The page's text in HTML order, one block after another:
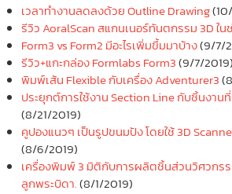
เวลาทำงานลดลงด้วย Outline Drawing
รีวิว AoralScan สแกนเนอร์ทันตกรรม 3D ใน
Form3 vs Form2 มีอะไรเพิ่มขึ้มมาบ้าง(9/7/
รีวิว+แกะกล่อง Formlabs Form3(9/7/2019)
พิมพ์เส้น Flexible กับเครื่อง Adventurer3
ประยุกต์การใช้งาน Section Line กับชิ้นงาน
(8/21/2019)
คูปองแนวๆ เป็นรูปขนมปัง โดยใช้ 3D
(8/6/2019)
เครื่องพิมพ์ 3 มิติกับการผลิตชิ้นส่วนวิศวกร
ลูกพระบิดา.(8/1/2019)